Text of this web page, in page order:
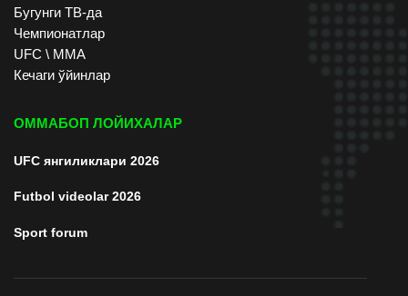
Бугунги ТВ-да
Чемпионатлар
UFC \ ММА
Кечаги ўйинлар
ОММАБОП ЛОЙИХАЛАР
UFC янгиликлари 2026
Futbol videolar 2026
Sport forum